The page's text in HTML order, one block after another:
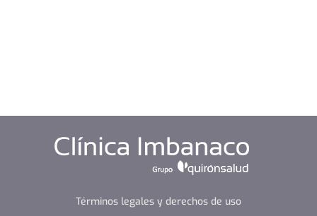
Términos legales y derechos de uso